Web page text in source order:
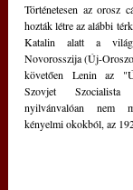
Történetesen az orosz
hozták létre az alábbi
Katalin alatt a
Novorosszija (Új-
követően Lenin az
Szovjet Szocialista
nyilvánvalóan nem
kényelmi okokból, az